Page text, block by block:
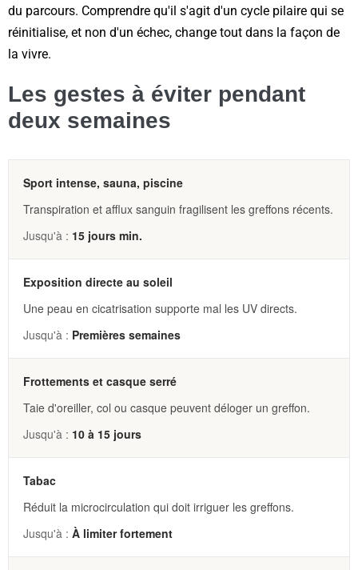
du parcours. Comprendre qu'il s'agit d'un cycle pilaire qui se
réinitialise, et non d'un échec, change tout dans la façon de
la vivre.
Les gestes à éviter pendant
deux semaines
Sport intense, sauna, piscine
Transpiration et afflux sanguin fragilisent les greffons récents.
15 jours min.
Exposition directe au soleil
Une peau en cicatrisation supporte mal les UV directs.
Premières semaines
Frottements et casque serré
Taie d'oreiller, col ou casque peuvent déloger un greffon.
10 à 15 jours
Tabac
Réduit la microcirculation qui doit irriguer les greffons.
À limiter fortement